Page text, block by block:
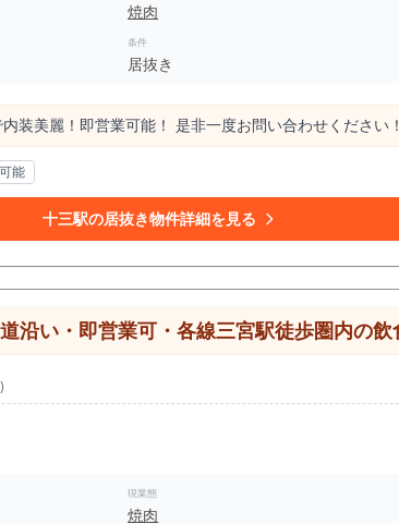
焼肉
条件
居抜き
装美麗！即営業可能！ 是非一度お問い合わせください！
能
十三駅の居抜き物件詳細を見る
現業態
焼肉